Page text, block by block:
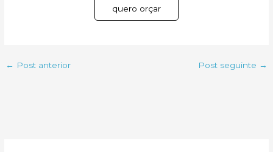
quero orçar
← Post anterior Post seguinte →